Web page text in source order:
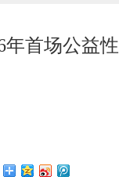
年首场公益